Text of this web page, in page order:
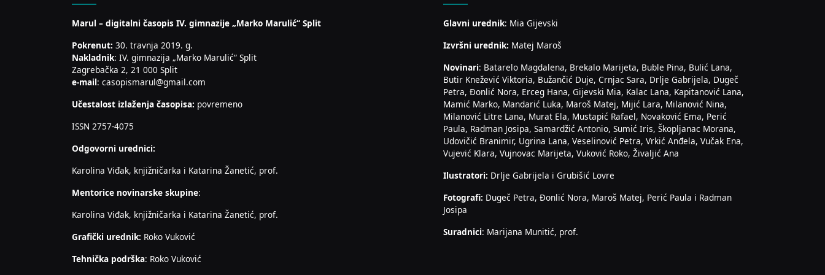
Marul – digitalni časopis IV. gimnazije „Marko Marulić“ Split
Pokrenut: 30. travnja 2019. g.
Nakladnik: IV. gimnazija „Marko Marulić“ Split
Zagrebačka 2, 21 000 Split
e-mail: casopismarul@gmail.com
Učestalost izlaženja časopisa: povremeno
ISSN 2757-4075
Odgovorni urednici:
Karolina Viđak, knjižničarka i Katarina Žanetić, prof.
Mentorice novinarske skupine:
Karolina Viđak, knjižničarka i Katarina Žanetić, prof.
Grafički urednik: Roko Vuković
Tehnička podrška: Roko Vuković
Glavni urednik: Mia Gijevski
Izvršni urednik: Matej Maroš
Novinari: Batarelo Magdalena, Brekalo Marijeta, Buble Pina, Bulić Lana,
Butir Knežević Viktoria, Bužančić Duje, Crnjac Sara, Drlje Gabrijela, Dugeč
Petra, Đonlić Nora, Erceg Hana, Gijevski Mia, Kalac Lana, Kapitanović Lana,
Mamić Marko, Mandarić Luka, Maroš Matej, Mijić Lara, Milanović Nina,
Milanović Litre Lana, Murat Ela, Mustapić Rafael, Novaković Ema, Perić
Paula, Radman Josipa, Samardžić Antonio, Sumić Iris, Škopljanac Morana,
Udovičić Branimir, Ugrina Lana, Veselinović Petra, Vrkić Anđela, Vučak Ena,
Vujević Klara, Vujnovac Marijeta, Vuković Roko, Živaljić Ana
Ilustratori: Drlje Gabrijela i Grubišić Lovre
Fotografi: Dugeč Petra, Đonlić Nora, Maroš Matej, Perić Paula i Radman
Josipa
Suradnici: Marijana Munitić, prof.